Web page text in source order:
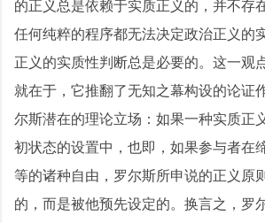
的正义总是依赖于实质正义的，并不存
任何纯粹的程序都无法决定政治正义的
正义的实质性判断总是必要的。这一观
就在于，它推翻了无知之幕构设的论证
尔斯潜在的理论立场：如果一种实质正
初状态的设置中，也即，如果参与者在
等的诸种自由，罗尔斯所申说的正义原
的，而是被他预先设定的。换言之，罗